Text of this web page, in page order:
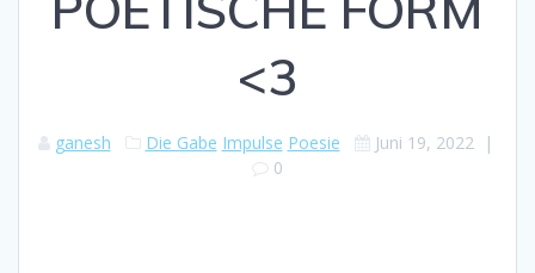
<3
ganesh Die Gabe Impulse Poesie Juni 19, 2022 |
0